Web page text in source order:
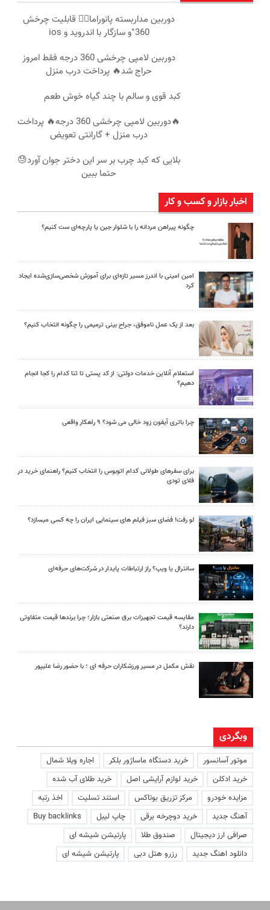
دوربین مداربسته پانوراما👈🏻 قابلیت چرخش
360°و سازگار با اندروید و ios
دوربین لامپی چرخشی 360 درجه فقط امروز
حراج شد🔥 پرداخت درب منزل
کبد قوی و سالم با چند گیاه خوش طعم
🔥دوربین لامپی چرخشی 360 درجه🔥 پرداخت
درب منزل + گارانتی تعویض
بلایی که کبد چرب بر سر این دختر جوان آورد😓
حتما ببین
اخبار بازار و کسب و کار
چگونه پیراهن مردانه را با شلوار جین یا پارچه‌ای ست کنیم؟
امین امینی با اندرز مسیر تازه‌ای برای آموزش شخصی‌سازی‌شده ایجاد
کرد
بعد از یک عمل ناموفق، جراح بینی ترمیمی را چگونه انتخاب کنیم؟
استعلام آنلاین خدمات دولتی: از کد پستی تا ثنا کدام را کجا انجام
دهیم؟
چرا باتری آیفون زود خالی می شود؟ ۹ راهکار واقعی
برای سفرهای طولانی کدام اتوبوس را انتخاب کنیم؟ راهنمای خرید در
فلای تودی
لو رفت! فضای سبز فیلم های سینمایی ایران را چه کسی میسازد؟
سانترال یا ویپ؟ راز ارتباطات پایدار در شرکت‌های حرفه‌ای
مقایسه قیمت تجهیزات برق صنعتی بازار؛ چرا برندها قیمت متفاوتی
دارند؟
نقش مکمل در مسیر ورزشکاران حرفه ای ؛ با حضور رضا علیپور
وبگردی
موتور آسانسور خرید دستگاه ماساژور بلکر
اجاره ویلا شمال
خرید ادکلن
خرید لوازم آرایشی اصل
خرید طلای آب شده
مزایده خودرو
مرکز تزریق بوتاکس استند تسلیت
اخذ رتبه
آهنگ جدید
خرید دوچرخه برقی چاپ لیبل
Buy backlinks
صرافی ارز دیجیتال
صندوق طلا
پارتیشن شیشه ای
دانلود اهنگ جدید
رزرو هتل دبی پارتیشن شیشه ای